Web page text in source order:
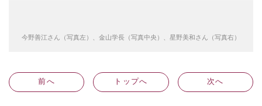
今野善江さん（写真左）、金山学長（写真中央）、星野美和さん（写真右）
前へ トップへ 次へ